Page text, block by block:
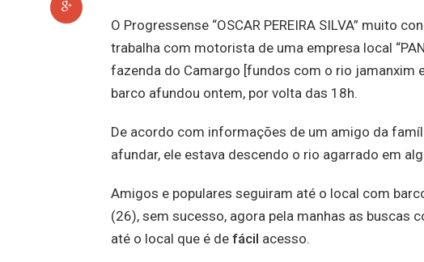
O Progressense “OSCAR PEREIRA SILVA” muito
trabalha com motorista de uma empresa local
fazenda do Camargo [fundos com o rio
barco afundou ontem, por volta das 18h.
De acordo com informações de um amigo da
afundar, ele estava descendo o rio agarrado em
Amigos e populares seguiram até o local com
(26), sem sucesso, agora pela manhas as buscas
até o local que é de fácil acesso.